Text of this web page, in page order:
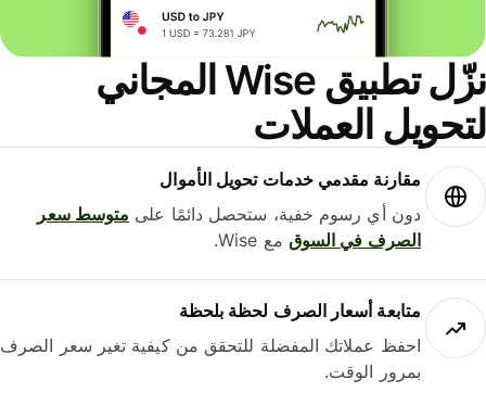
نزّل تطبيق Wise المجاني
العملات
مقارنة مقدمي خدمات تحويل الأموال
دون أي رسوم خفية، ستحصل دائمًا علىمتوسط ​​سعر
الصرف في السوقمع Wise.
متابعة أسعار الصرف لحظة بلحظة
احفظ عملاتك المفضلة للتحقق من كيفية تغير سعر الصرف
بمرور الوقت.